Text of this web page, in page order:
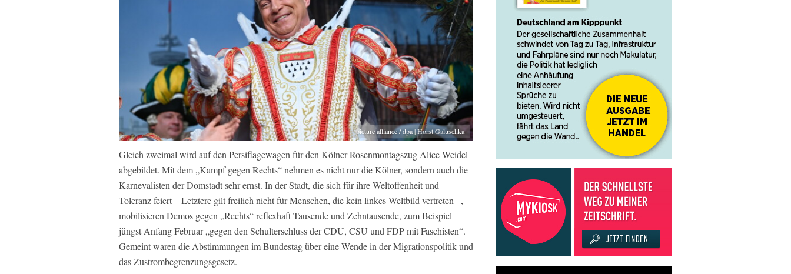
picture alliance / dpa | Horst Galuschka
Gleich zweimal wird auf den Persiflagewagen für den Kölner Rosenmontagszug Alice Weidel
abgebildet. Mit dem „Kampf gegen Rechts“ nehmen es nicht nur die Kölner, sondern auch die
Karnevalisten der Domstadt sehr ernst. In der Stadt, die sich für ihre Weltoffenheit und
Toleranz feiert – Letztere gilt freilich nicht für Menschen, die kein linkes Weltbild vertreten –,
mobilisieren Demos gegen „Rechts“ reflexhaft Tausende und Zehntausende, zum Beispiel
jüngst Anfang Februar „gegen den Schulterschluss der CDU, CSU und FDP mit Faschisten“.
Gemeint waren die Abstimmungen im Bundestag über eine Wende in der Migrationspolitik und
das Zustrombegrenzungsgesetz.